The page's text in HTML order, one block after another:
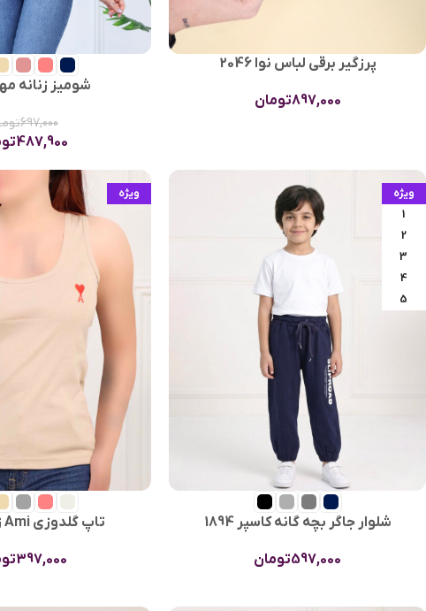
پرزگیر برقی لباس نوا 2046
897,000تومان
شومیز زنانه مهرو
697,000
487,900
ویژه
1
2
3
4
5
شلوار جاگر بچه گانه کاسپر 1894
597,000تومان
ویژه
تاپ گلدوزی Ami زنانه 1879
397,000